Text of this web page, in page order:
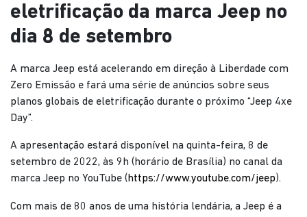
eletrificação da marca Jeep no
dia 8 de setembro
A marca Jeep está acelerando em direção à Liberdade com
Zero Emissão e fará uma série de anúncios sobre seus
planos globais de eletrificação durante o próximo “Jeep 4xe
Day”.
A apresentação estará disponível na quinta-feira, 8 de
setembro de 2022, às 9h (horário de Brasília) no canal da
marca Jeep no YouTube (https://www.youtube.com/jeep).
Com mais de 80 anos de uma história lendária, a Jeep é a